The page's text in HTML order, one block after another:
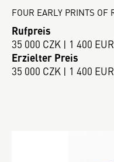
FOUR EARLY PRINTS OF
Rufpreis
35 000 CZK | 1 400 EUR
Erzielter Preis
35 000 CZK | 1 400 EUR